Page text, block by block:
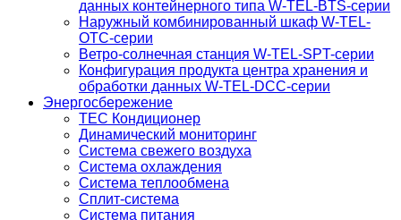
данных контейнерного типа W-TEL-BTS-серии
Наружный комбинированный шкаф W-TEL-
OTC-серии
Ветро-солнечная станция W-TEL-SPT-серии
Конфигурация продукта центра хранения и
обработки данных W-TEL-DCC-серии
Энергосбережение
TEC Кондиционер
Динамический мониторинг
Система свежего воздуха
Система охлаждения
Система теплообмена
Сплит-система
Система питания